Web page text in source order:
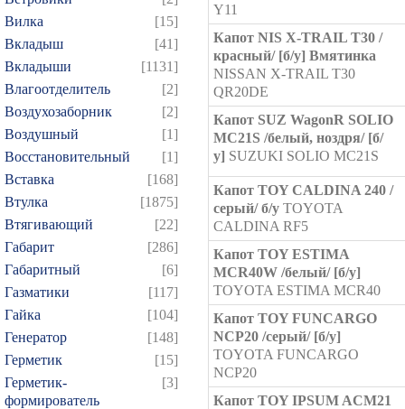
Вилка
[15]
Вкладыш
[41]
Вкладыши
[1131]
Влагоотделитель
[2]
Воздухозаборник
[2]
Воздушный
[1]
Восстановительный
[1]
Вставка
[168]
Втулка
[1875]
Втягивающий
[22]
Габарит
[286]
Габаритный
[6]
Газматики
[117]
Гайка
[104]
Генератор
[148]
Герметик
[15]
Герметик-
формирователь
[3]
Y11
Капот NIS X-TRAIL T30 /
красный/ [б/у] Вмятинка
NISSAN X-TRAIL T30
QR20DE
Капот SUZ WagonR SOLIO
MC21S /белый, ноздря/ [б/
у] SUZUKI SOLIO MC21S
Капот TOY CALDINA 240 /
серый/ б/у TOYOTA
CALDINA RF5
Капот TOY ESTIMA
MCR40W /белый/ [б/у]
TOYOTA ESTIMA MCR40
Капот TOY FUNCARGO
NCP20 /серый/ [б/у]
TOYOTA FUNCARGO
NCP20
Капот TOY IPSUM ACM21